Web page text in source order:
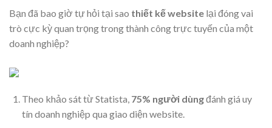
Bạn đã bao giờ tự hỏi tại sao thiết kế website lại đóng vai
trò cực kỳ quan trọng trong thành công trực tuyến của một
doanh nghiệp?
Theo khảo sát từ Statista, 75% người dùngđánh giá uy
tín doanh nghiệp qua giao diện website.